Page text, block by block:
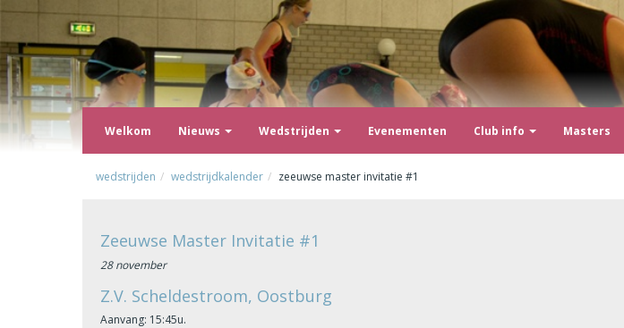
Welkom Nieuws Wedstrijden Evenementen Club info Masters
wedstrijden wedstrijdkalender zeeuwse master invitatie #1
Zeeuwse Master Invitatie #1
28 november
Z.V. Scheldestroom, Oostburg
Aanvang: 15:45u.